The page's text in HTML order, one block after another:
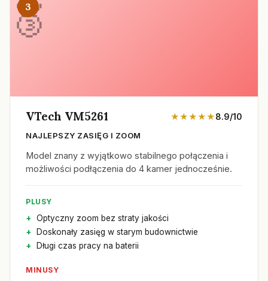
3
VTech VM5261 ★★★★★8.9/10
NAJLEPSZY ZASIĘG I ZOOM
Model znany z wyjątkowo stabilnego połączenia i
możliwości podłączenia do 4 kamer jednocześnie.
PLUSY
Optyczny zoom bez straty jakości
Doskonały zasięg w starym budownictwie
Długi czas pracy na baterii
MINUSY